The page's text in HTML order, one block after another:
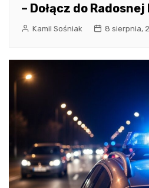
– Dołącz do
Kamil Sośniak 8 sierpnia,